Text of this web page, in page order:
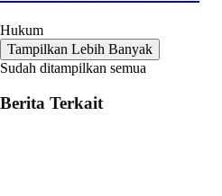
Hukum
Tampilkan Lebih Banyak
Sudah ditampilkan semua
Berita Terkait